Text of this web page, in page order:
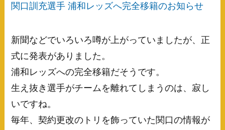
関口訓充選手 浦和レッズへ完全移籍のお知らせ
新聞などでいろいろ噂が上がっていましたが、正
式に発表がありました。
浦和レッズへの完全移籍だそうです。
生え抜き選手がチームを離れてしまうのは、寂し
いですね。
毎年、契約更改のトリを飾っていた関口の情報が